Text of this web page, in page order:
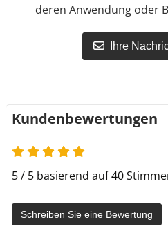
deren Anwendung oder
Ihre
Kundenbewertungen
5 / 5 basierend auf 40
Schreiben Sie eine Bewertung